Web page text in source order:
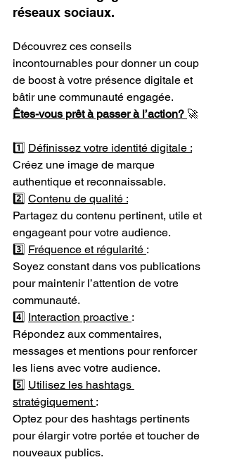
réseaux sociaux.
Découvrez ces conseils
incontournables pour donner un coup
de boost à votre présence digitale et
bâtir une communauté engagée.
Êtes-vous prêt à passer à l’action? 🚀
1️⃣ Définissez votre identité digitale :
Créez une image de marque
authentique et reconnaissable.
2️⃣ Contenu de qualité :
Partagez du contenu pertinent, utile et
engageant pour votre audience.
3️⃣ Fréquence et régularité :
Soyez constant dans vos publications
pour maintenir l’attention de votre
communauté.
4️⃣ Interaction proactive :
Répondez aux commentaires,
messages et mentions pour renforcer
les liens avec votre audience.
5️⃣ Utilisez les hashtags
stratégiquement :
Optez pour des hashtags pertinents
pour élargir votre portée et toucher de
nouveaux publics.